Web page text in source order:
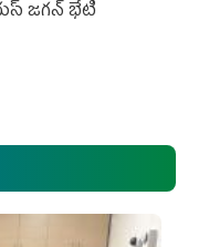
జగన్ భేటీ